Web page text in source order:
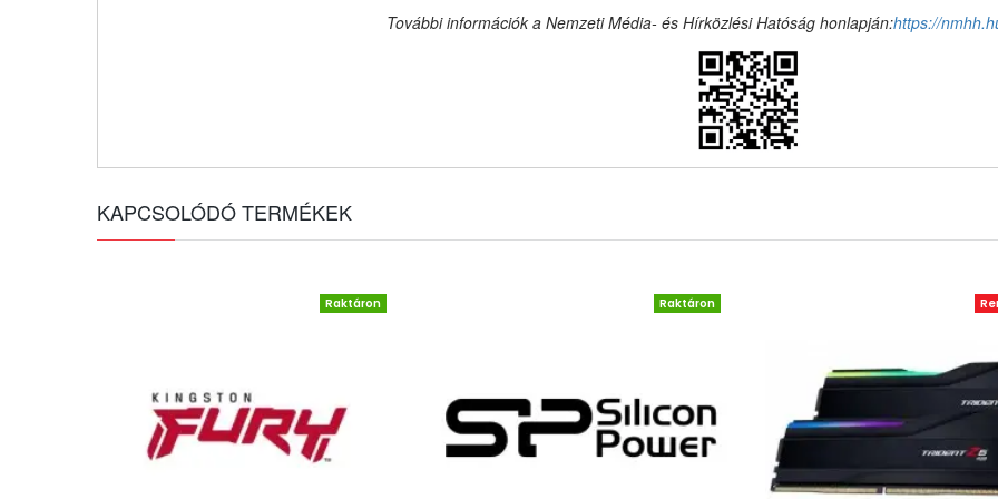
További információk a Nemzeti Média- és Hírközlési Hatóság honlapján:https://
KAPCSOLÓDÓ TERMÉKEK
Raktáron Raktáron